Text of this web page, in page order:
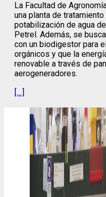
La Facultad de
una planta de
potabilización de agua
Petrel. Además, se
con un biodigestor para
orgánicos y que la
renovable a través de
aerogeneradores.
[…]